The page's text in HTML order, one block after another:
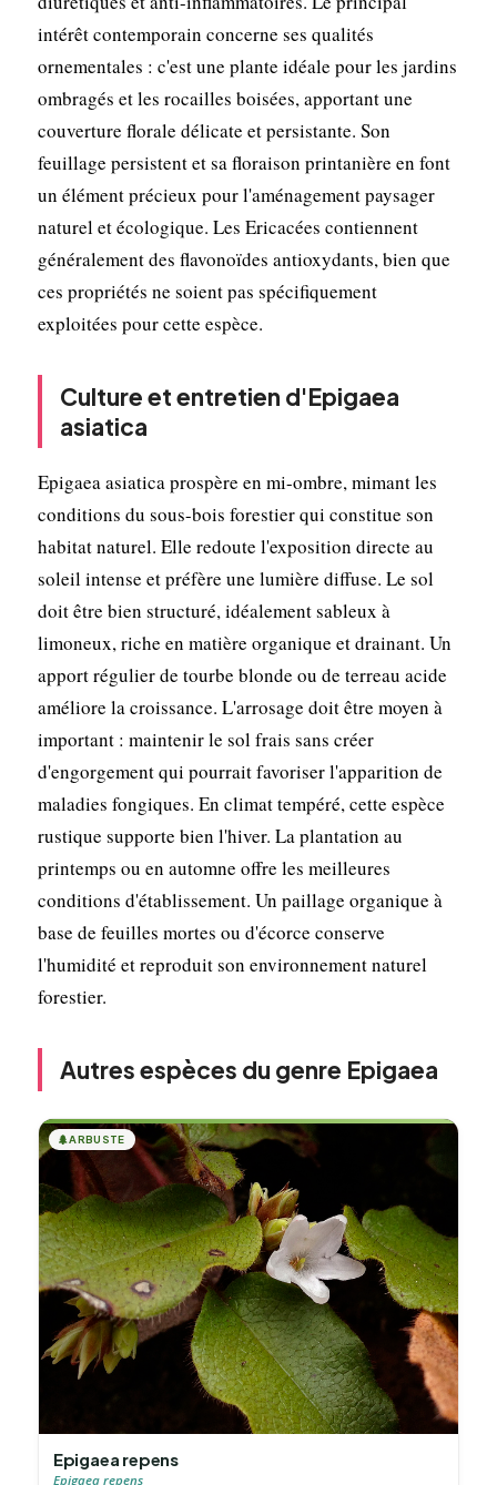
intérêt contemporain concerne ses qualités
ornementales : c'est une plante idéale pour les jardins
ombragés et les rocailles boisées, apportant une
couverture florale délicate et persistante. Son
feuillage persistent et sa floraison printanière en font
un élément précieux pour l'aménagement paysager
naturel et écologique. Les Ericacées contiennent
généralement des flavonoïdes antioxydants, bien que
ces propriétés ne soient pas spécifiquement
exploitées pour cette espèce.
Culture et entretien d'Epigaea
asiatica
Epigaea asiatica prospère en mi-ombre, mimant les
conditions du sous-bois forestier qui constitue son
habitat naturel. Elle redoute l'exposition directe au
soleil intense et préfère une lumière diffuse. Le sol
doit être bien structuré, idéalement sableux à
limoneux, riche en matière organique et drainant. Un
apport régulier de tourbe blonde ou de terreau acide
améliore la croissance. L'arrosage doit être moyen à
important : maintenir le sol frais sans créer
d'engorgement qui pourrait favoriser l'apparition de
maladies fongiques. En climat tempéré, cette espèce
rustique supporte bien l'hiver. La plantation au
printemps ou en automne offre les meilleures
conditions d'établissement. Un paillage organique à
base de feuilles mortes ou d'écorce conserve
l'humidité et reproduit son environnement naturel
forestier.
Autres espèces du genre Epigaea
🌲ARBUSTE
Epigaea repens
Epigaea repens